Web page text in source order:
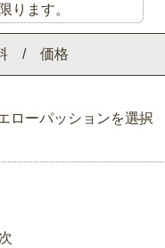
/ 価格
ローパッションを選択
ります。